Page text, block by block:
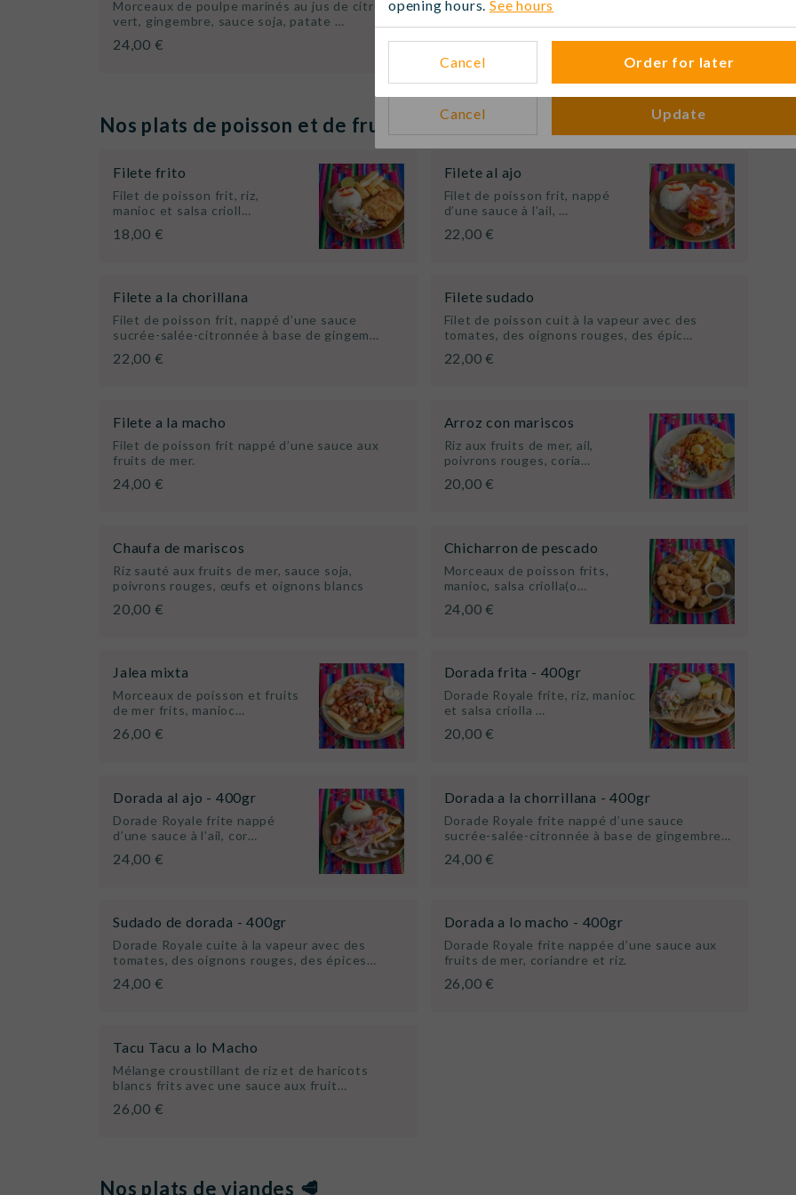
Morceaux de poulpe marinés au jus de citron
vert, gingembre, sauce soja, patate …
24,00 €
Purée de pomme de terre citronnée garnie
26,00 €
Nos plats de poisson et de fruits de mer 🍤🦪🍣
Filete frito
Filet de poisson frit, riz,
manioc et salsa crioll…
18,00 €
Filete al ajo
Filet de poisson frit, nappé
d’une sauce à l'ail, …
22,00 €
Filete a la chorillana
Filet de poisson frit, nappé d’une sauce
sucrée-salée-citronnée à base de gingem…
22,00 €
Filete sudado
Filet de poisson cuit à la vapeur avec des
tomates, des oignons rouges, des épic…
22,00 €
Filete a la macho
Filet de poisson frit nappé d’une sauce aux
fruits de mer.
24,00 €
Arroz con mariscos
Riz aux fruits de mer, ail,
poivrons rouges, coria…
20,00 €
Chaufa de mariscos
Riz sauté aux fruits de mer, sauce soja,
poivrons rouges, œufs et oignons blancs
20,00 €
Chicharron de pescado
Morceaux de poisson frits,
manioc, salsa criolla(o…
24,00 €
Jalea mixta
Morceaux de poisson et fruits
de mer frits, manioc…
26,00 €
Dorada frita - 400gr
Dorade Royale frite, riz, manioc
et salsa criolla …
20,00 €
Dorada al ajo - 400gr
Dorade Royale frite nappé
d’une sauce à l’ail, cor…
24,00 €
Dorada a la chorrillana - 400gr
Dorade Royale frite nappé d’une sauce
sucrée-salée-citronnée à base de gingembre…
24,00 €
Sudado de dorada - 400gr
Dorade Royale cuite à la vapeur avec des
tomates, des oignons rouges, des épices…
24,00 €
Dorada a lo macho - 400gr
Dorade Royale frite nappée d’une sauce aux
fruits de mer, coriandre et riz.
26,00 €
Tacu Tacu a lo Macho
Mélange croustillant de riz et de haricots
blancs frits avec une sauce aux fruit…
26,00 €
Nos plats de viandes 🥩
When?
Cancel Update
opening hours.See hours
Cancel Order for later